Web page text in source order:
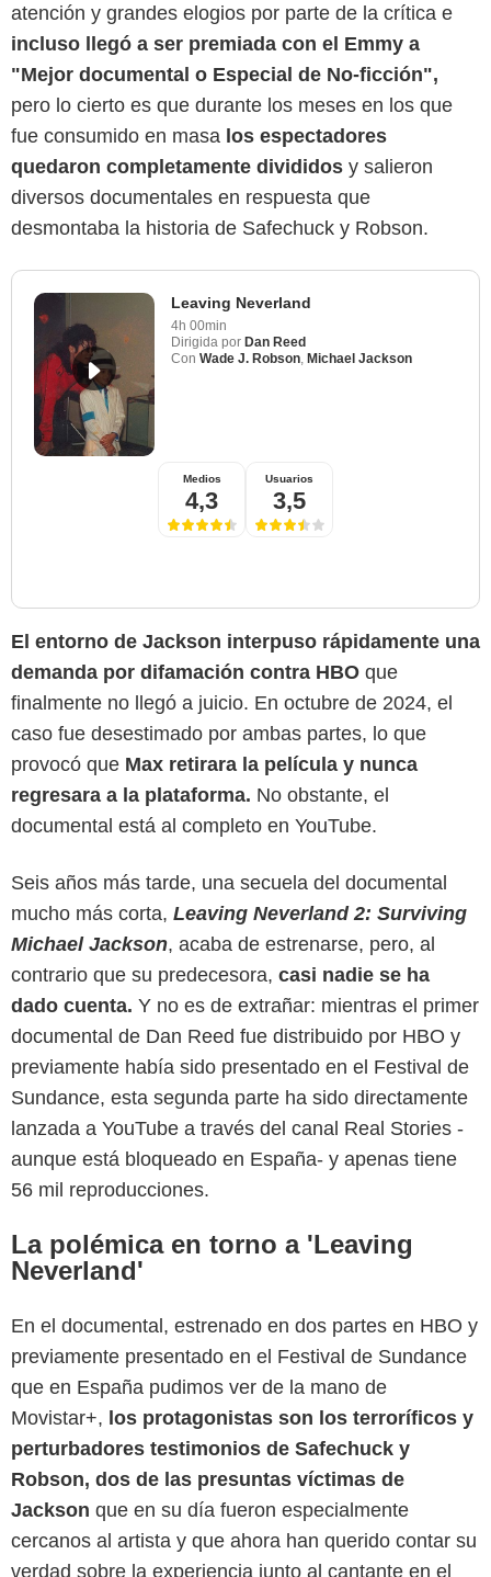
atención y grandes elogios por parte de la crítica e
incluso llegó a ser premiada con el Emmy a
"Mejor documental o Especial de No-ficción",
pero lo cierto es que durante los meses en los que
fue consumido en masa los espectadores
quedaron completamente divididos y salieron
diversos documentales en respuesta que
desmontaba la historia de Safechuck y Robson.
Leaving Neverland
4h 00min
Dirigida por Dan Reed
Con Wade J. Robson Michael Jackson
Medios
4,3
Usuarios
3,5
El entorno de Jackson interpuso rápidamente una
demanda por difamación contra HBO que
finalmente no llegó a juicio. En octubre de 2024, el
caso fue desestimado por ambas partes, lo que
provocó que Max retirara la película y nunca
regresara a la plataforma. No obstante, el
documental está al completo en YouTube.
Seis años más tarde, una secuela del documental
mucho más corta, Leaving Neverland 2: Surviving
Michael Jackson, acaba de estrenarse, pero, al
contrario que su predecesora, casi nadie se ha
dado cuenta. Y no es de extrañar: mientras el primer
documental de Dan Reed fue distribuido por HBO y
previamente había sido presentado en el Festival de
Sundance, esta segunda parte ha sido directamente
lanzada a YouTube a través del canal Real Stories -
aunque está bloqueado en España- y apenas tiene
56 mil reproducciones.
La polémica en torno a 'Leaving
Neverland'
En el documental, estrenado en dos partes en HBO y
previamente presentado en el Festival de Sundance
que en España pudimos ver de la mano de
Movistar+, los protagonistas son los terroríficos y
perturbadores testimonios de Safechuck y
Robson, dos de las presuntas víctimas de
Jackson que en su día fueron especialmente
cercanos al artista y que ahora han querido contar su
verdad sobre la experiencia junto al cantante en el